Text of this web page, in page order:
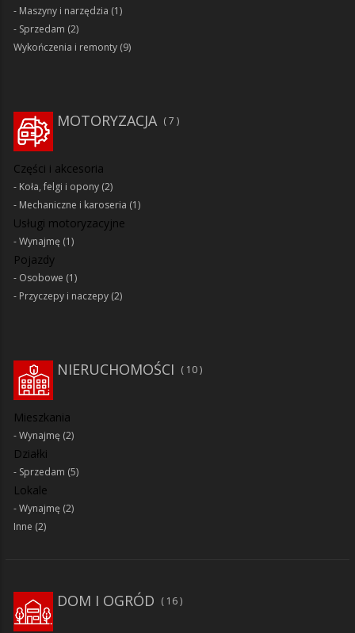
Maszyny i narzędzia (1)
Sprzedam (2)
Wykończenia i remonty (9)
MOTORYZACJA 7
Części i akcesoria
Koła, felgi i opony (2)
Mechaniczne i karoseria (1)
Usługi motoryzacyjne
Wynajmę (1)
Pojazdy
Osobowe (1)
Przyczepy i naczepy (2)
NIERUCHOMOŚCI 10
Mieszkania
Wynajmę (2)
Działki
Sprzedam (5)
Lokale
Wynajmę (2)
Inne (2)
DOM I OGRÓD 16